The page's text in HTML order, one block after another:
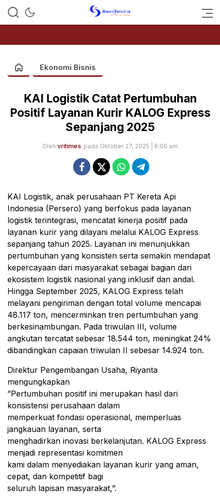
SUARAJURNAL.CO
Ekonomi Bisnis
KAI Logistik Catat Pertumbuhan
Positif Layanan Kurir KALOG Express
Sepanjang 2025
Oleh vritimes pada Oktober 27, 2025 | 6:00 am
KAI Logistik, anak perusahaan PT Kereta Api
Indonesia (Persero) yang berfokus pada layanan
logistik terintegrasi, mencatat kinerja positif pada
layanan kurir yang dilayani melalui KALOG Express
sepanjang tahun 2025. Layanan ini menunjukkan
pertumbuhan yang konsisten serta semakin mendapat
kepercayaan dari masyarakat sebagai bagian dari
ekosistem logistik nasional yang inklusif dan andal.
Hingga September 2025, KALOG Express telah
melayani pengiriman dengan total volume mencapai
48.117 ton, mencerminkan tren pertumbuhan yang
berkesinambungan. Pada triwulan III, volume
angkutan tercatat sebesar 18.544 ton, meningkat 24%
dibandingkan capaian triwulan II sebesar 14.924 ton.
Direktur Pengembangan Usaha, Riyanta
mengungkapkan
”Pertumbuhan positif ini merupakan hasil dari
konsistensi perusahaan dalam
memperkuat fondasi operasional, memperluas
jangkauan layanan, serta
menghadirkan inovasi berkelanjutan. KALOG Express
menjadi representasi komitmen
kami dalam menyediakan layanan kurir yang aman,
cepat, dan kompetitif bagi
seluruh lapisan masyarakat,”.